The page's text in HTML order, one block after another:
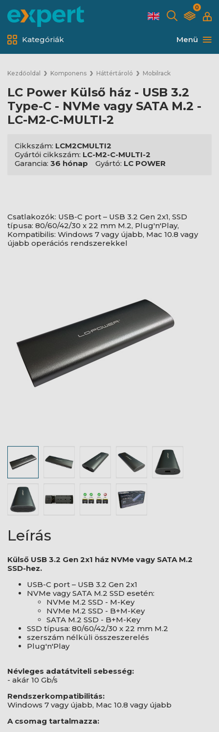
0
Menü
Kategóriák
Kezdőoldal Komponens Háttértároló Mobilrack
LC Power Külső ház - USB 3.2
Type-C - NVMe vagy SATA M.2 -
LC-M2-C-MULTI-2
Cikkszám: LCM2CMULTI2
Gyártói cikkszám: LC-M2-C-MULTI-2
Garancia: 36 hónap Gyártó: LC POWER
Csatlakozók: USB-C port – USB 3.2 Gen 2x1, SSD
típusa: 80/60/42/30 x 22 mm M.2, Plug'n'Play,
Kompatibilis: Windows 7 vagy újabb, Mac 10.8 vagy
újabb operációs rendszerekkel
Leírás
Külső USB 3.2 Gen 2x1 ház NVMe vagy SATA M.2
SSD-hez.
USB-C port – USB 3.2 Gen 2x1
NVMe vagy SATA M.2 SSD esetén:
NVMe M.2 SSD - M-Key
NVMe M.2 SSD - B+M-Key
SATA M.2 SSD - B+M-Key
SSD típusa: 80/60/42/30 x 22 mm M.2
szerszám nélküli összeszerelés
Plug'n'Play
Névleges adatátviteli sebesség:
- akár 10 Gb/s
Rendszerkompatibilitás:
Windows 7 vagy újabb, Mac 10.8 vagy újabb
A csomag tartalmazza: